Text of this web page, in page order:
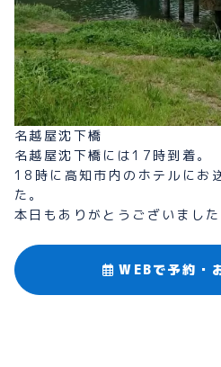
名越屋沈下橋
名越屋沈下橋には17時到着。
18時に高知市内のホテルにお
た。
本日もありがとうございました
WEBで予約・